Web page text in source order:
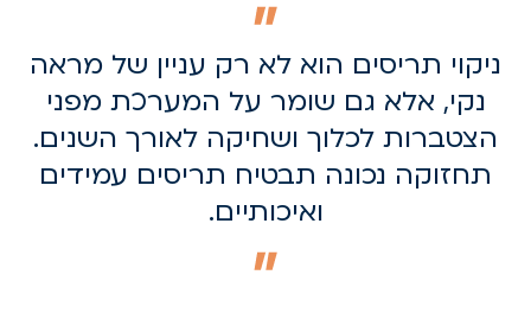
ניקוי תריסים הוא לא רק עניין של מראה
נקי, אלא גם שומר על המערכת מפני
הצטברות לכלוך ושחיקה לאורך השנים.
תחזוקה נכונה תבטיח תריסים עמידים
ואיכותיים.